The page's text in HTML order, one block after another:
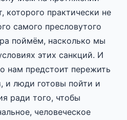
которого практически не
самого пресловутого
поймём, насколько мы
этих санкций. И
нам предстоит пережить
и люди готовы пойти и
ради того, чтобы
человеческое